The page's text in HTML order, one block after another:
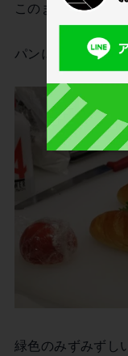
このままでもとっ
パンにまっすぐ切
緑色のみずみずし